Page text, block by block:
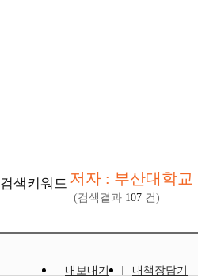
검색키워드 저자 : 부산대학교
(검색결과 107 건)
내보내기
내책장담기